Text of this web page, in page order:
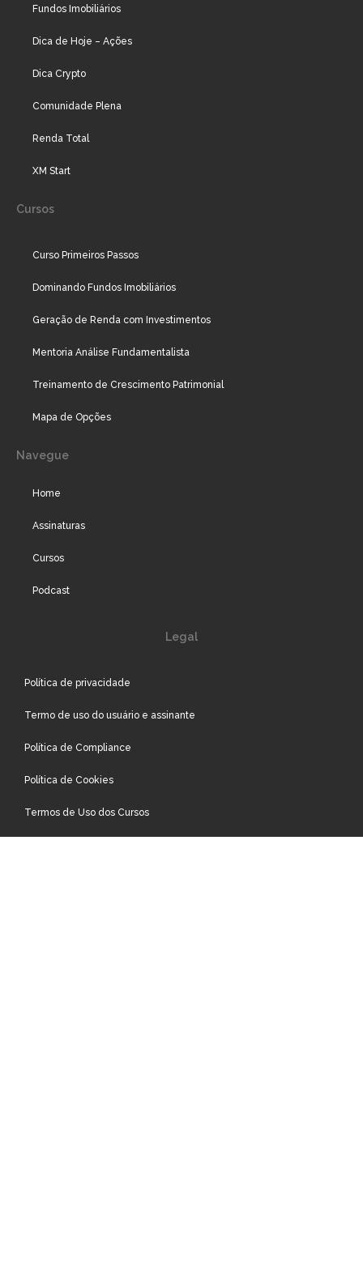
Fundos Imobiliários
Dica de Hoje – Ações
Dica Crypto
Comunidade Plena
Renda Total
XM Start
Cursos
Curso Primeiros Passos
Dominando Fundos Imobiliários
Geração de Renda com Investimentos
Mentoria Análise Fundamentalista
Treinamento de Crescimento Patrimonial
Mapa de Opções
Navegue
Home
Assinaturas
Cursos
Podcast
Legal
Política de privacidade
Termo de uso do usuário e assinante
Política de Compliance
Política de Cookies
Termos de Uso dos Cursos